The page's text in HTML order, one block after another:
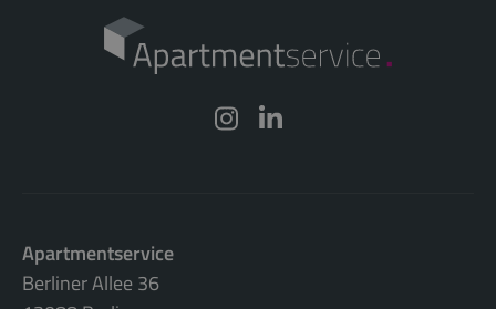
Apartmentservice
Berliner Allee 36